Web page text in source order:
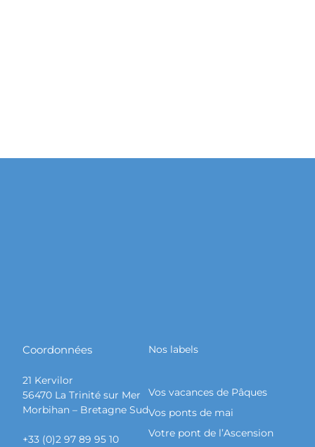
Coordonnées
21 Kervilor
56470 La Trinité sur Mer
Morbihan – Bretagne Sud
+33 (0)2 97 89 95 10
Nos labels
Vos vacances de Pâques
Vos ponts de mai
Votre pont de l’Ascension